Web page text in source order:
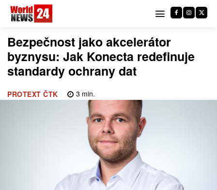
Bezpečnost jako akcelerátor
byznysu: Jak Konecta redefinuje
standardy ochrany dat
PROTEXT ČTK 3 min.